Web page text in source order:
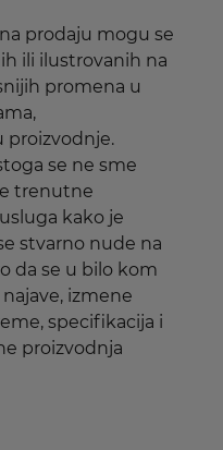
prodaju mogu se
ili ilustrovanih na
promena u
proizvodnje.
se ne sme
trenutne
kako je
stvarno nude na
da se u bilo kom
izmene
specifikacija i
proizvodnja